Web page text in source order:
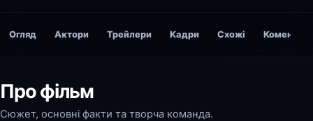
Огляд Актори Трейлери Кадри Схожі Коментарі
Про фільм
Сюжет, основні факти та творча команда.